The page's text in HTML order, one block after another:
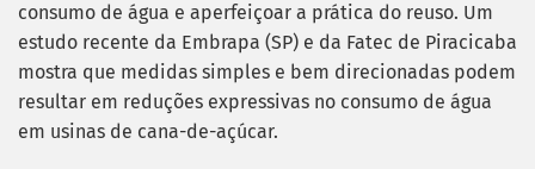
consumo de água e aperfeiçoar a prática do reuso. Um
estudo recente da Embrapa (SP) e da Fatec de Piracicaba
mostra que medidas simples e bem direcionadas podem
resultar em reduções expressivas no consumo de água
em usinas de cana-de-açúcar.